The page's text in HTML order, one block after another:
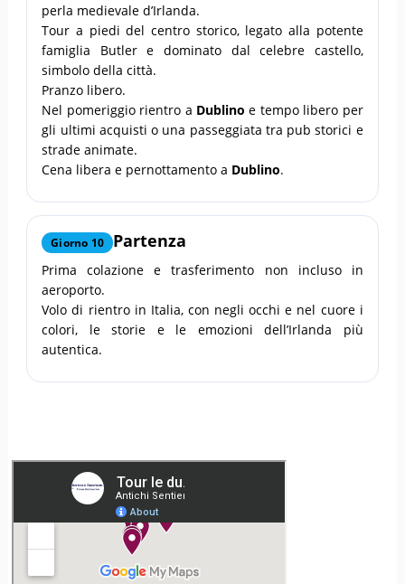
perla medievale d’Irlanda.
Tour a piedi del centro storico, legato alla potente
famiglia Butler e dominato dal celebre castello,
simbolo della città.
Pranzo libero.
Nel pomeriggio rientro a Dublino e tempo libero per
gli ultimi acquisti o una passeggiata tra pub storici e
strade animate.
Cena libera e pernottamento a Dublino.
Giorno 10 Partenza
Prima colazione e trasferimento non incluso in
aeroporto.
Volo di rientro in Italia, con negli occhi e nel cuore i
colori, le storie e le emozioni dell’Irlanda più
autentica.